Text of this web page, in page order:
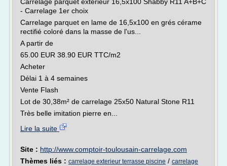
- Carrelage 1er choix
Carrelage parquet en lame de 16,5x100 en grés cérame
rectifié coloré dans la masse de l'us...
A partir de
65.00 EUR 38.90 EUR TTC/m2
Acheter
Délai 1 à 4 semaines
Vente Flash
Lot de 30,38m² de carrelage 25x50 Natural Stone R11
Très belle imitation pierre en...
Lire la suite
Site : http://www.comptoir-toulousain-carrelage.com
Thèmes liés : carrelage exterieur terrasse piscine / carrelage